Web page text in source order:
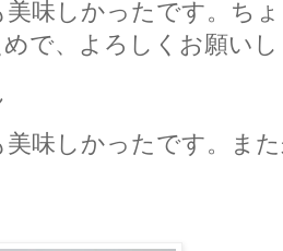
美味しかったです。ち
で、よろしくお願い
美味しかったです。ま